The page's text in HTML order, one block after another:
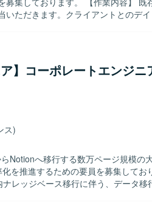
ただきます。クライアントとのデ
めております。要件や仕様を正確に理
開発において協調性を持って取り組
開発経験を積むことができます。ク
件定義から実装まで一連の工程に携
】 バックエンドは
ータベースにはDynamoDBやRDSを利
フロントエンドはFlutterで実装され
】コーポレートエンジニ
ス)
Notionへ移行する数万ページ規模の
を推進するための要員を募集してお